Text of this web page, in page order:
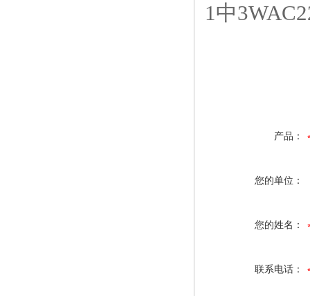
1中
产品：
您的单位：
您的姓名：
联系电话：